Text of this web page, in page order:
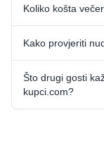
Koliko košta
Kako provjeriti
Što drugi gosti
kupci.com?